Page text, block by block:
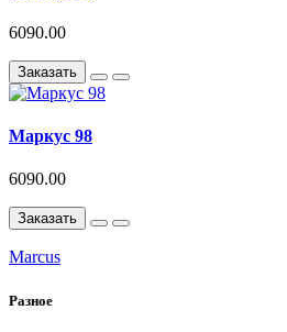
6090.00
Заказать
Маркус 98
6090.00
Заказать
Marcus
Разное